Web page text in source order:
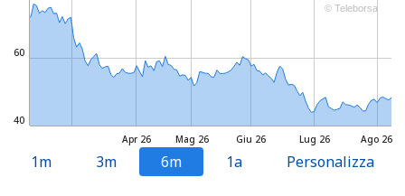
Mag 26 Lug 26
Apr 26 Giu 26 Ago 26
40
60
© Teleborsa
1m 3m 6m 1a Personalizza